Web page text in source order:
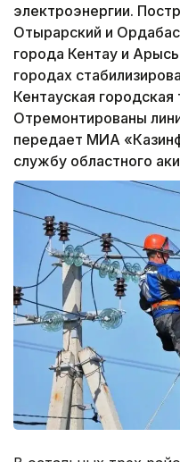
электроэнергии.
Отырарский и
города Кентау и
городах
Кентауская
Отремонтированы
передает МИА
службу областного